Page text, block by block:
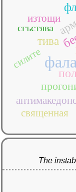
тива
изтощи
священная
сгъстява
силите
The